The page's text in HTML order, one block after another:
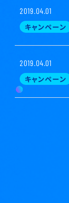
2019.04.01
キャンペーン
2019.04.01
キャンペーン